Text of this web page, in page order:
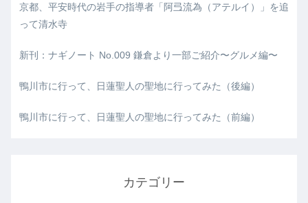
京都、平安時代の岩手の指導者「阿弖流為（アテルイ）」を追
って清水寺
新刊：ナギノート No.009 鎌倉より一部ご紹介〜グルメ編〜
鴨川市に行って、日蓮聖人の聖地に行ってみた（後編）
鴨川市に行って、日蓮聖人の聖地に行ってみた（前編）
カテゴリー